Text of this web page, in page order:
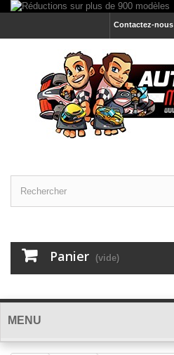
Contactez-nous
Panier (vide)
MENU